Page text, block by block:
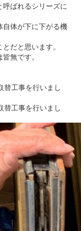
ばれるシリーズに
体が下に下がる機
だと思います。
無です。